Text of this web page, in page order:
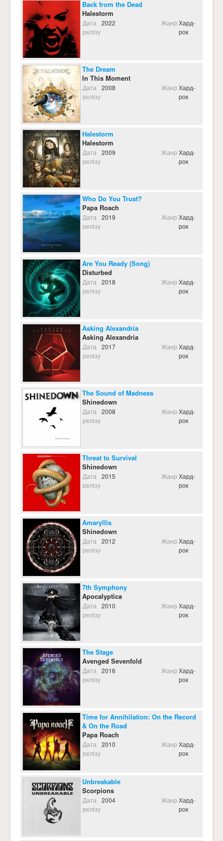
Back from the Dead
Halestorm
Дата
релізу
2022 Жанр Хард-
рок
The Dream
In This Moment
Дата
релізу
2008 Жанр Хард-
рок
Halestorm
Halestorm
Дата
релізу
2009 Жанр Хард-
рок
Who Do You Trust?
Papa Roach
Дата
релізу
2019 Жанр Хард-
рок
Are You Ready (Song)
Disturbed
Дата
релізу
2018 Жанр Хард-
рок
Asking Alexandria
Asking Alexandria
Дата
релізу
2017 Жанр Хард-
рок
The Sound of Madness
Shinedown
Дата
релізу
2008 Жанр Хард-
рок
Threat to Survival
Shinedown
Дата
релізу
2015 Жанр Хард-
рок
Amaryllis
Shinedown
Дата
релізу
2012 Жанр Хард-
рок
7th Symphony
Apocalyptica
Дата
релізу
2010 Жанр Хард-
рок
The Stage
Avenged Sevenfold
Дата
релізу
2016 Жанр Хард-
рок
Time for Annihilation: On the Record
& On the Road
Papa Roach
Дата
релізу
2010 Жанр Хард-
рок
Unbreakable
Scorpions
Дата
релізу
2004 Жанр Хард-
рок